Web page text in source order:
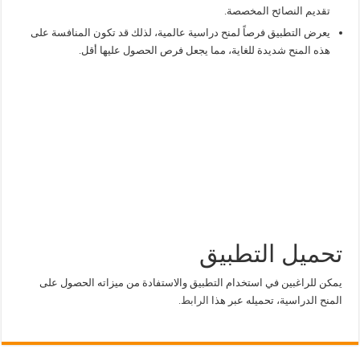
تقديم النصائح المخصصة.
يعرض التطبيق فرصاً لمنح دراسية عالمية، لذلك قد تكون المنافسة على
هذه المنح شديدة للغاية، مما يجعل فرص الحصول عليها أقل.
تحميل التطبيق
يمكن للراغبين في استخدام التطبيق والاستفادة من ميزاته الحصول على
المنح الدراسية، تحميله عبر هذا
الرابط.